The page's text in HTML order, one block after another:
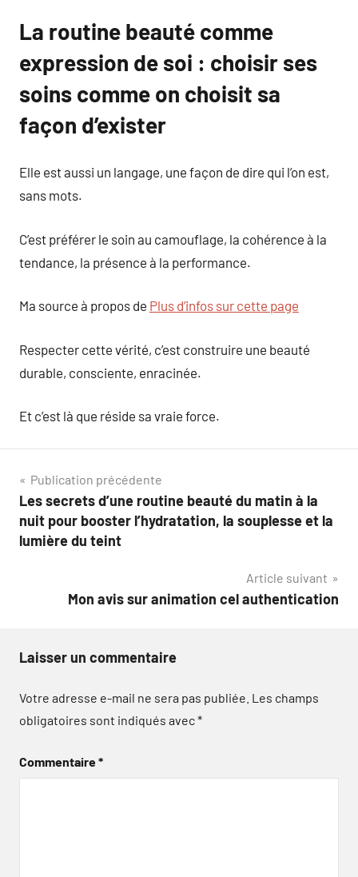
La routine beauté comme
expression de soi : choisir ses
soins comme on choisit sa
façon d’exister
Elle est aussi un langage, une façon de dire qui l’on est,
sans mots.
C’est préférer le soin au camouflage, la cohérence à la
tendance, la présence à la performance.
Ma source à propos de Plus d’infos sur cette page
Respecter cette vérité, c’est construire une beauté
durable, consciente, enracinée.
Et c’est là que réside sa vraie force.
Navigation
de
l’article
Publication précédente
Les secrets d’une routine beauté du matin à la
nuit pour booster l’hydratation, la souplesse et la
lumière du teint
Article suivant
Mon avis sur animation cel authentication
Laisser un commentaire
Votre adresse e-mail ne sera pas publiée. Les champs
obligatoires sont indiqués avec*
Commentaire*